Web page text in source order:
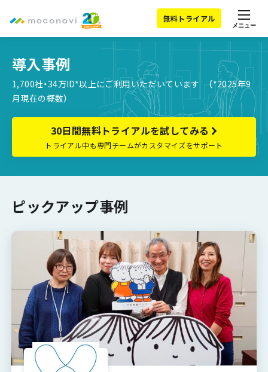
無料トライアル
メニュー
導入事例
1,700社・34万ID*以上にご利用いただいています （*2025年9
月現在の概数）
30日間無料トライアルを試してみる
トライアル中も専門チームがカスタマイズをサポート
ピックアップ事例